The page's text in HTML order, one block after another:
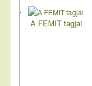
A FEMIT tagjai